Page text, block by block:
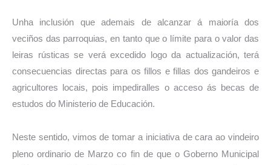
Unha inclusión que ademais de alcanzar á maioría dos
veciños das parroquias, en tanto que o límite para o valor das
leiras rústicas se verá excedido logo da actualización, terá
consecuencias directas para os fillos e fillas dos gandeiros e
agricultores locais, pois impediralles o acceso ás becas de
estudos do Ministerio de Educación.
Neste sentido, vimos de tomar a iniciativa de cara ao vindeiro
pleno ordinario de Marzo co fin de que o Goberno Municipal